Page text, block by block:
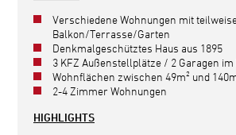
Verschiedene Wohnungen mit
Balkon/Terrasse/Garten
Denkmalgeschütztes Haus aus 1895
3 KFZ Außenstellplätze / 2 Garagen im
Wohnflächen zwischen 49m² und
2-4 Zimmer Wohnungen
HIGHLIGHTS